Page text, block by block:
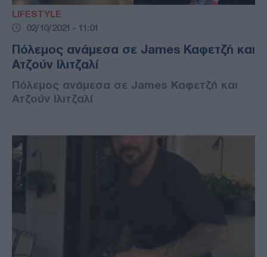
LIFESTYLE
02/10/2021 - 11:01
Πόλεμος ανάμεσα σε James Καφετζή και
Ατζούν Ιλιτζαλί
Πόλεμος ανάμεσα σε James Καφετζή και
Ατζούν Ιλιτζαλί